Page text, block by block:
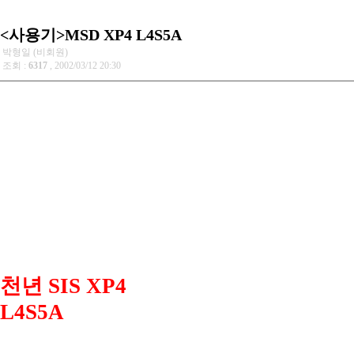
<사용기>MSD XP4 L4S5A
박형일 (비회원)
조회 : 6317 , 2002/03/12 20:30
천년 SIS XP4
L4S5A